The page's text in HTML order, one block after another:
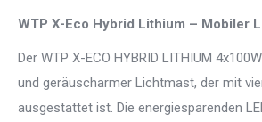
WTP X-Eco Hybrid Lithium – Mobiler
Der WTP X-ECO HYBRID LITHIUM
und geräuscharmer Lichtmast, der mit
ausgestattet ist. Die energiesparenden